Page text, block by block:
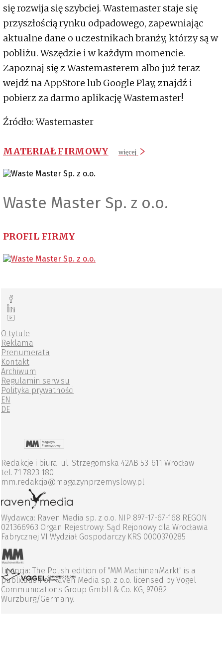
się rozwija się szybciej. Wastemaster staje się
przyszłością rynku odpadowego, zapewniając
aktualne dane o uczestnikach branży, którzy są w
pobliżu. Wszędzie i w każdym momencie.
Zapoznaj się z Wastemasterem albo już teraz
wejdź na AppStore lub Google Play, znajdź i
pobierz za darmo aplikację Wastemaster!
Źródło: Wastemaster
MATERIAŁ FIRMOWY więcej
Waste Master Sp. z o.o.
PROFIL FIRMY
O tytule
Reklama
Prenumerata
Kontakt
Archiwum
Regulamin serwisu
Polityka prywatności
EN
DE
Redakcje i biura: ul. Strzegomska 42AB 53-611 Wrocław
tel. 71 7823 180
mm.redakcja@magazynprzemyslowy.pl
Wydawca: Raven Media sp. z o.o. NIP 897-17-67-168 REGON
021366963 Organ Rejestrowy: Sąd Rejonowy dla Wrocławia
Fabrycznej VI Wydział Gospodarczy KRS 0000370285
Licencja: The Polish edition of "MM MachinenMarkt" is a
publication of Raven Media sp. z o.o. licensed by Vogel
Communications Group GmbH & Co. KG, 97082
Wurzburg/Germany.